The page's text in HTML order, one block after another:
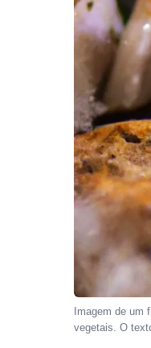
Imagem de um
vegetais. O